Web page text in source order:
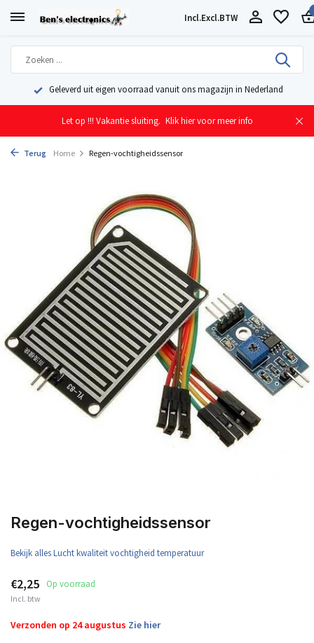
Incl.Excl.BTW
Geleverd uit eigen voorraad vanuit ons magazijn in Nederland
Let op !!! Vakantie sluiting. Klik hier voor meer info
Terug Home Regen-vochtigheidssensor
Regen-vochtigheidssensor
Bekijk alles Lucht kwaliteit vochtigheid temperatuur
€2,25 Op voorraad
Incl. btw
Verzonden op 24 augustus Zie hier